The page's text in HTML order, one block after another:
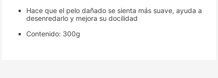
Hace que el pelo dañado se sienta más suave, ayuda a
desenredarlo y mejora su docilidad
Contenido: 300g